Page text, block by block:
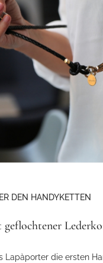
DEN HANDYKETTEN
Lapàporter die ersten